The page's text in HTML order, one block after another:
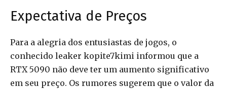
Expectativa de Preços
Para a alegria dos entusiastas de jogos, o
conhecido leaker kopite7kimi informou que a
RTX 5090 não deve ter um aumento significativo
em seu preço. Os rumores sugerem que o valor da